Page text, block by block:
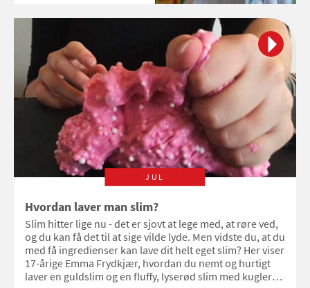
JUL
Hvordan laver man slim?
Slim hitter lige nu - det er sjovt at lege med, at røre ved,
og du kan få det til at sige vilde lyde. Men vidste du, at du
med få ingredienser kan lave dit helt eget slim? Her viser
17-årige Emma Frydkjær, hvordan du nemt og hurtigt
laver en guldslim og en fluffy, lyserød slim med kugler